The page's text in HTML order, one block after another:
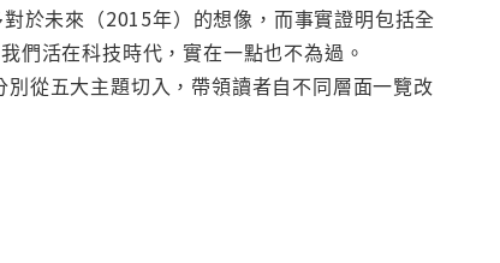
未來（2015年）的想像，而事實證明包括全
們活在科技時代，實在一點也不為過。
從五大主題切入，帶領讀者自不同層面一覽改